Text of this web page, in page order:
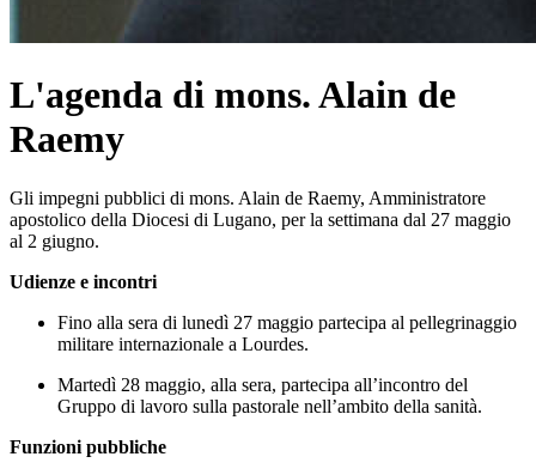
L'agenda di mons. Alain de
Raemy
Gli impegni pubblici di mons. Alain de Raemy, Amministratore
apostolico della Diocesi di Lugano, per la settimana dal 27 maggio
al 2 giugno.
Udienze e incontri
Fino alla sera di lunedì 27 maggio partecipa al pellegrinaggio
militare internazionale a Lourdes.
Martedì 28 maggio, alla sera, partecipa all’incontro del
Gruppo di lavoro sulla pastorale nell’ambito della sanità.
Funzioni pubbliche